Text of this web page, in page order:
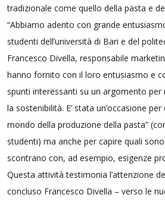
tradizionale come quello della pasta e
“Abbiamo aderito con grande
studenti dell’università di Bari e del
Francesco Divella, responsabile
hanno fornito con il loro entusiasmo e
spunti interessanti su un argomento
la sostenibilità. E’ stata un’occasione
mondo della produzione della pasta”
studenti) ma anche per capire quali
scontrano con, ad esempio, esigenze
Questa attività testimonia l’attenzione
concluso Francesco Divella – verso le